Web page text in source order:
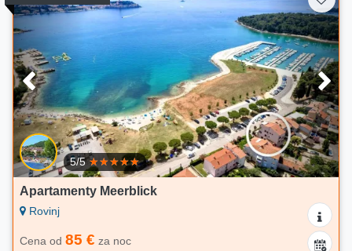
5/5
Apartamenty Meerblick
Rovinj
Cena od 85 € za noc